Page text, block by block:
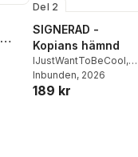
Del 2
SIGNERAD -
Kopians hämnd
IJustWantToBeCool,
Joel Adolphson
Ejdemo Beer
Inbunden, 2026
189 kr